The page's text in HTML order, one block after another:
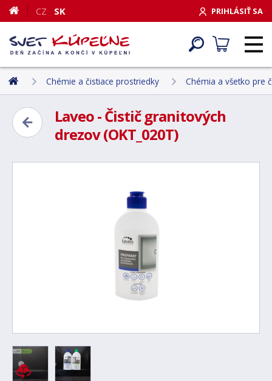
PRIHLÁSIŤ SA
CZ SK
Chémie a čistiace prostriedky Chémia a všetko pre
Laveo - Čistič granitových
drezov (OKT_020T)